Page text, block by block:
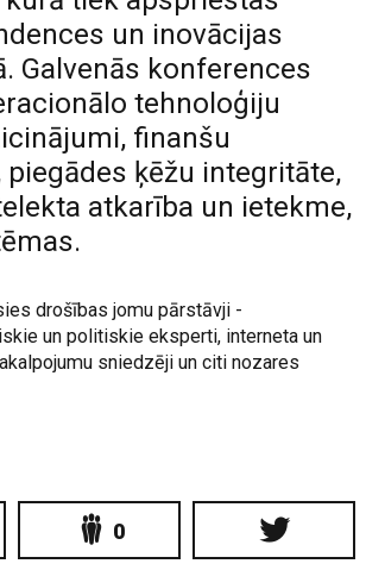
un inovācijas
Galvenās konferences
tehnoloģiju
finanšu
piegādes ķēžu integritāte,
atkarība un ietekme,
drošības jomu pārstāvji -
un politiskie eksperti, interneta un
sniedzēji un citi nozares
0